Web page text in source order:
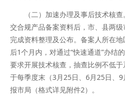
（二）加速办理及事后技术核
交合规产品备案资料后，市、县两
完成资料整理及公布。备案人所在
后1个月内，对通过“快速通道”办结
要求开展技术核查，抽查比例不低
于每季度末（3月25日、6月25日、
报市局（格式详见附件2）。